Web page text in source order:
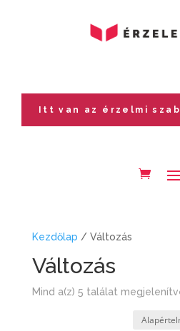
Itt van az érzelmi
Kezdőlap / Változás
Változás
Mind a(z) 5 találat